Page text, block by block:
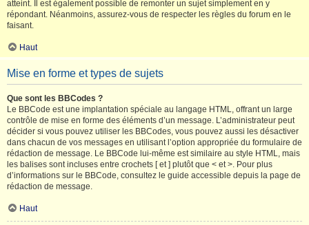
atteint. Il est également possible de remonter un sujet simplement en y
répondant. Néanmoins, assurez-vous de respecter les règles du forum en le
faisant.
Haut
Mise en forme et types de sujets
Que sont les BBCodes ?
Le BBCode est une implantation spéciale au langage HTML, offrant un large
contrôle de mise en forme des éléments d’un message. L’administrateur peut
décider si vous pouvez utiliser les BBCodes, vous pouvez aussi les désactiver
dans chacun de vos messages en utilisant l’option appropriée du formulaire de
rédaction de message. Le BBCode lui-même est similaire au style HTML, mais
les balises sont incluses entre crochets [ et ] plutôt que < et >. Pour plus
d’informations sur le BBCode, consultez le guide accessible depuis la page de
rédaction de message.
Haut